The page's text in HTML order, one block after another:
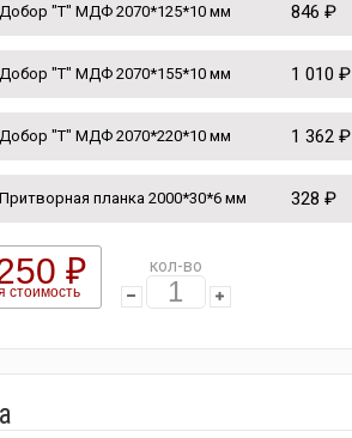
Добор "Т" МДФ 2070*125*10 мм 846 ₽
Добор "Т" МДФ 2070*155*10 мм 1 010 ₽
Добор "Т" МДФ 2070*220*10 мм 1 362 ₽
Притворная планка 2000*30*6 мм 328 ₽
₽
стоимость
кол-во